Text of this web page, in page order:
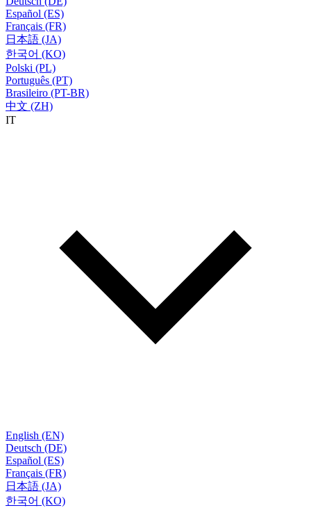
Español (ES)
Français (FR)
日本語 (JA)
한국어 (KO)
Polski (PL)
Português (PT)
Brasileiro (PT-BR)
中文 (ZH)
IT
English (EN)
Deutsch (DE)
Español (ES)
Français (FR)
日本語 (JA)
한국어 (KO)